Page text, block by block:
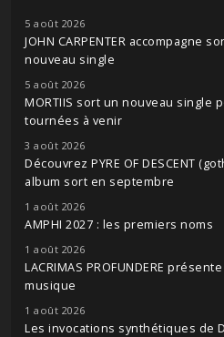
5 août 2026
JOHN CARPENTER accompagne
nouveau single
5 août 2026
MORTIIS sort un nouveau single
tournées à venir
3 août 2026
Découvrez PYRE OF DESCENT
album sort en septembre
1 août 2026
AMPHI 2027 : les premiers noms
1 août 2026
LACRIMAS PROFUNDERE
musique
1 août 2026
Les invocations synthétiques de